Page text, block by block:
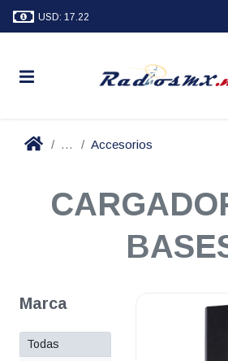
USD: 17.22
... Accesorios
Marca
Todas